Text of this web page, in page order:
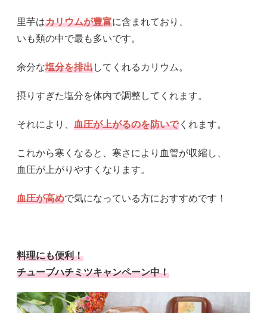
里芋はカリウムが豊富に含まれており、
いも類の中で最も多いです。
余分な塩分を排出してくれるカリウム。
摂りすぎた塩分を体内で調整してくれます。
それにより、 血圧が上がるのを防いでくれます。
これから寒くなると、寒さにより血管が収縮し、
血圧が上がりやすくなります。
血圧が高めで気になっている方におすすめです！
料理にも便利！
チューブハチミツキャンペーン中！